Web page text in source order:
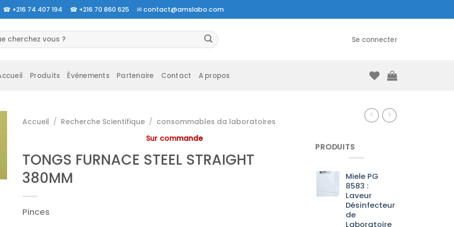
☎ +216 74 407 194 ☎ +216 70 860 625 ✉contact@amslabo.com
Se connecter
Produits Événements Partenaire Contact A propos
Accueil / Recherche Scientifique / consommables da laboratoires
Sur commande
TONGS FURNACE STEEL STRAIGHT
380MM
Pinces
PRODUITS
Miele PG
8583 :
Laveur
Désinfecteur
de
Laboratoire